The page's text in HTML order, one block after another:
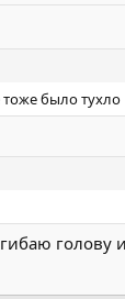
тоже было тухло
голову